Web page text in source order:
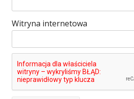
Witryna internetowa